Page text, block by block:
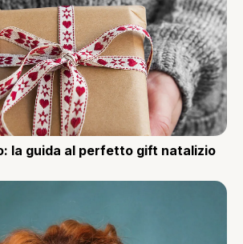
la guida al perfetto gift natalizio